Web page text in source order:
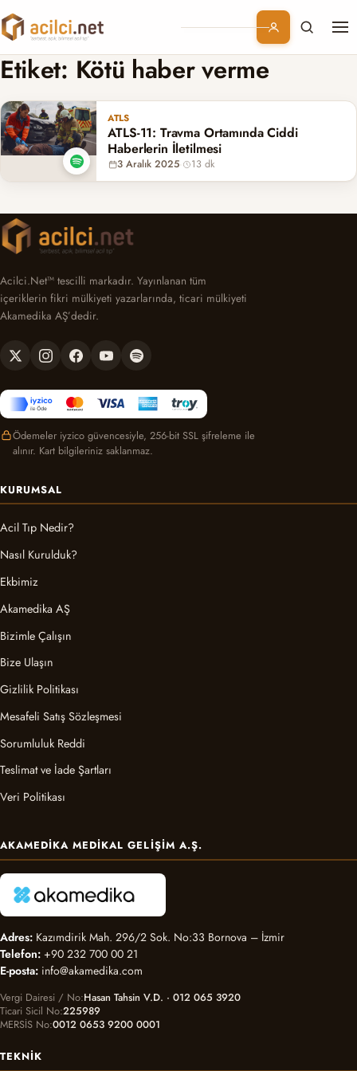
Branşlar
Konular
Kurumsal
Etiket: Kötü haber verme
ATLS
ATLS-11: Travma Ortamında Ciddi
Haberlerin İletilmesi
3 Aralık 2025· 13 dk
Acilci.Net™ tescilli markadır. Yayınlanan tüm
içeriklerin fikri mülkiyeti yazarlarında, ticari mülkiyeti
Akamedika AŞ’dedir.
Ödemeler iyzico güvencesiyle, 256-bit SSL şifreleme ile
alınır. Kart bilgileriniz saklanmaz.
KURUMSAL
Acil Tıp Nedir?
Nasıl Kurulduk?
Ekbimiz
Akamedika AŞ
Bizimle Çalışın
Bize Ulaşın
Gizlilik Politikası
Mesafeli Satış Sözleşmesi
Sorumluluk Reddi
Teslimat ve İade Şartları
Veri Politikası
AKAMEDIKA MEDIKAL GELIŞIM A.Ş.
Adres: Kazımdirik Mah. 296/2 Sok. No:33 Bornova – İzmir
Telefon: +90 232 700 00 21
E-posta: info@akamedika.com
Vergi Dairesi / No Hasan Tahsin V.D. · 012 065 3920
Ticari Sicil No 225989
MERSİS No 0012 0653 9200 0001
TEKNIK